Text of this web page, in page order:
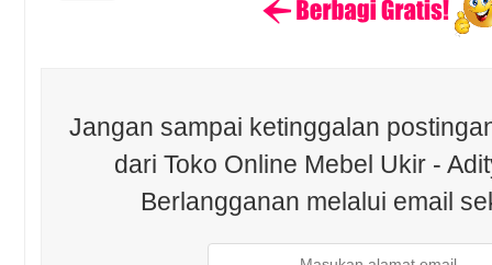
Jangan sampai ketinggalan
dari Toko Online Mebel Ukir -
Berlangganan melalui email